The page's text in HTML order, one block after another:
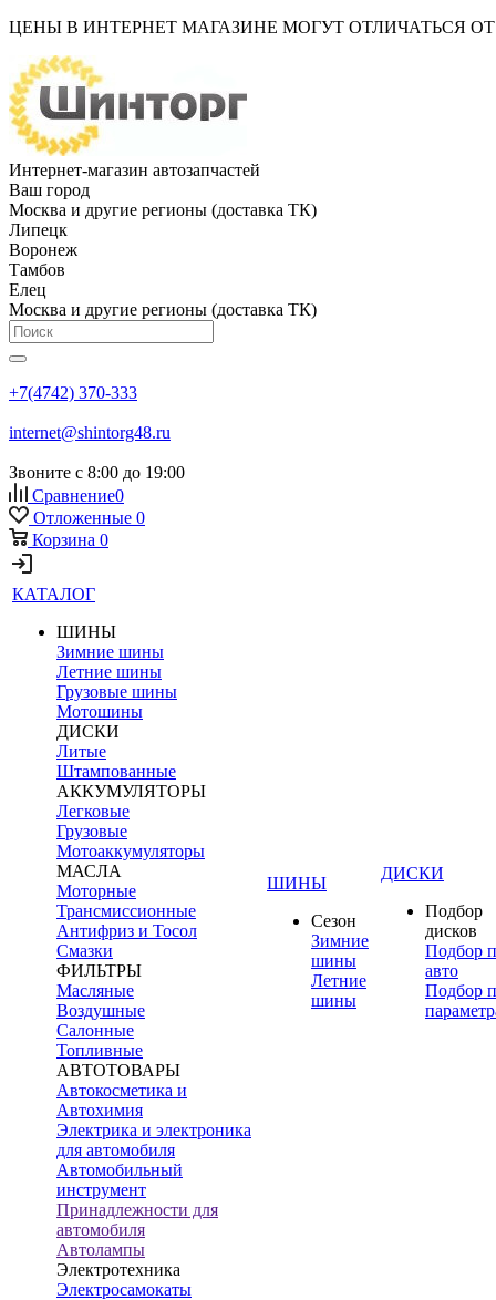
ЦЕНЫ В ИНТЕРНЕТ МАГАЗИНЕ МОГУТ ОТЛИЧАТЬСЯ
Интернет-магазин автозапчастей
Ваш город
Москва и другие регионы (доставка ТК)
Липецк
Воронеж
Тамбов
Елец
Москва и другие регионы (доставка ТК)
+7(4742) 370-333
internet@shintorg48.ru
Звоните с 8:00 до 19:00
Сравнение0
Отложенные 0
Корзина 0
КАТАЛОГ
ШИНЫ
Зимние шины
Летние шины
Грузовые шины
Мотошины
ДИСКИ
Литые
Штампованные
АККУМУЛЯТОРЫ
Легковые
Грузовые
Мотоаккумуляторы
МАСЛА
Моторные
Трансмиссионные
Антифриз и Тосол
Смазки
ФИЛЬТРЫ
Масляные
Воздушные
Салонные
Топливные
АВТОТОВАРЫ
Автокосметика и
Автохимия
Электрика и электроника
для автомобиля
Автомобильный
инструмент
Принадлежности для
автомобиля
Автолампы
Электротехника
Электросамокаты
ШИНЫ
Сезон
Зимние
шины
Летние
шины
ДИСКИ
Подбор
дисков
Подбор
авто
Подбор